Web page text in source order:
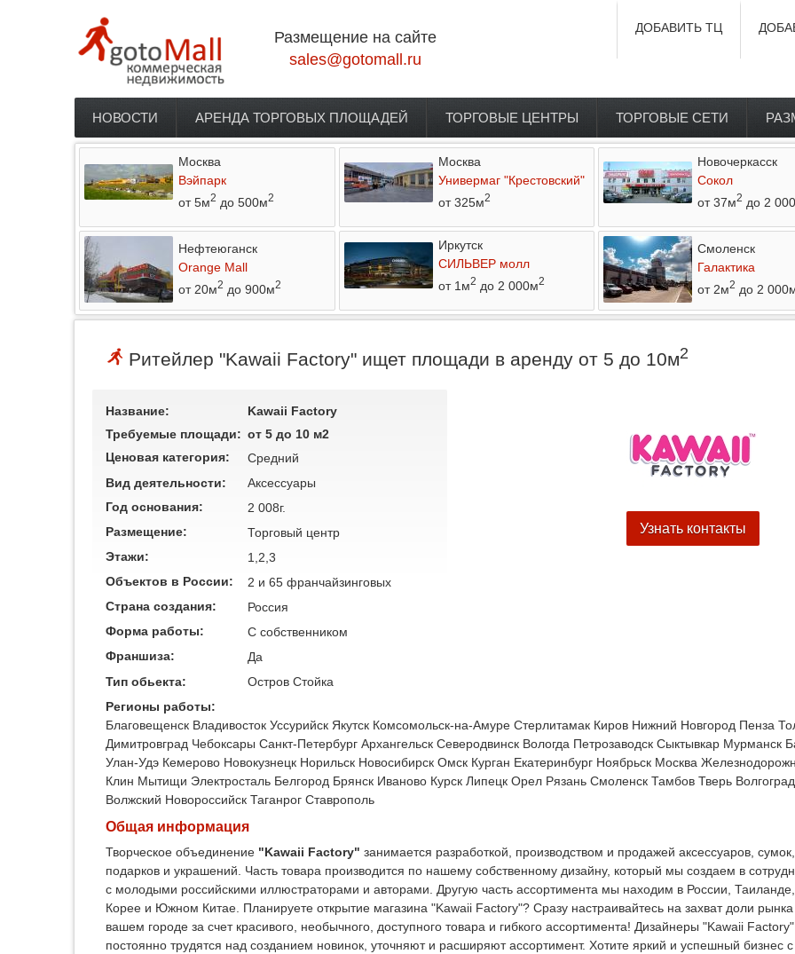
Размещение на сайте
sales@gotomall.ru
ДОБАВИТЬ ТЦ
Главное меню
НОВОСТИ АРЕНДА ТОРГОВЫХ ПЛОЩАДЕЙ ТОРГОВЫЕ ЦЕНТРЫ ТОРГОВЫЕ СЕТИ
Москва
Вэйпарк
от 5м2 до 500м2
Москва
Универмаг "Крестовский"
от 325м2
Новочеркасск
Сокол
от 37м2 до 2
Нефтеюганск
Orange Mall
от 20м2 до 900м2
Иркутск
СИЛЬВЕР молл
от 1м2 до 2 000м2
Смоленск
Галактика
от 2м2 до 2
Ритейлер "Kawaii Factory" ищет площади в аренду от 5 до 10м2
Название:
Kawaii Factory
Требуемые площади: от 5 до 10 м2
Ценовая категория:
Средний
Вид деятельности:
Аксессуары
Год основания:
2 008г.
Размещение:
Торговый центр
Этажи:
1,2,3
Узнать контакты
Объектов в России:
2 и 65 франчайзинговых
Страна создания:
Россия
Форма работы:
C собственником
Франшиза:
Да
Тип обьекта:
Остров Стойка
Регионы работы:
Благовещенск Владивосток Уссурийск Якутск Комсомольск-на-Амуре Стерлитамак Киров Нижний Новгород Пенза
Димитровград Чебоксары Санкт-Петербург Архангельск Северодвинск Вологда Петрозаводск Сыктывкар Мурманск
Улан-Удэ Кемерово Новокузнецк Норильск Новосибирск Омск Курган Екатеринбург Ноябрьск Москва
Клин Мытищи Электросталь Белгород Брянск Иваново Курск Липецк Орел Рязань Смоленск Тамбов Тверь Волгоград
Волжский Новороссийск Таганрог Ставрополь
Общая информация
Творческое объединение "Kawaii Factory" занимается разработкой, производством и продажей аксессуаров, сумок,
подарков и украшений. Часть товара производится по нашему собственному дизайну, который мы создаем в
с молодыми российскими иллюстраторами и авторами. Другую часть ассортимента мы находим в России,
Корее и Южном Китае. Планируете открытие магазина "Kawaii Factory"? Сразу настраивайтесь на захват доли рынка
вашем городе за счет красивого, необычного, доступного товара и гибкого ассортимента! Дизайнеры "Kawaii Factory"
постоянно трудятся над созданием новинок, уточняют и расширяют ассортимент. Хотите яркий и успешный бизнес с